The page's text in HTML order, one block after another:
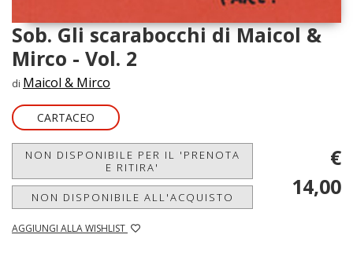
Sob. Gli scarabocchi di Maicol &
Mirco - Vol. 2
di Maicol & Mirco
CARTACEO
NON DISPONIBILE PER IL 'PRENOTA
E RITIRA'
NON DISPONIBILE ALL'ACQUISTO
AGGIUNGI ALLA WISHLIST
€
14,00